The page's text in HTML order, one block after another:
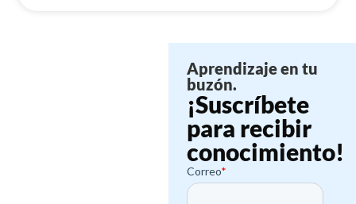
Aprendizaje en tu
buzón.
¡Suscríbete
para recibir
conocimiento!